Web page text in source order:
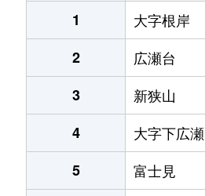
1
大字根岸
2
広瀬台
3
新狭山
4
大字下広瀬
5
富士見